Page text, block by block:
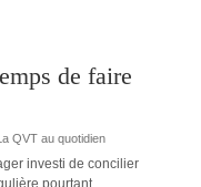
de faire
QVT au quotidien
investi de concilier